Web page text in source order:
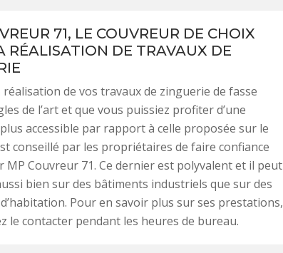
71, LE COUVREUR DE CHOIX
RÉALISATION DE TRAVAUX DE
réalisation de vos travaux de zinguerie de fasse
de l’art et que vous puissiez profiter d’une
accessible par rapport à celle proposée sur le
conseillé par les propriétaires de faire confiance
MP Couvreur 71. Ce dernier est polyvalent et il peut
bien sur des bâtiments industriels que sur des
Pour en savoir plus sur ses prestations,
le contacter pendant les heures de bureau.